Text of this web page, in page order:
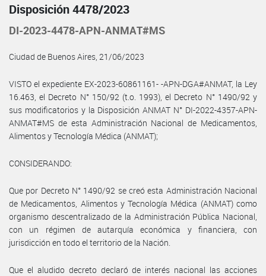
Disposición 4478/2023
DI-2023-4478-APN-ANMAT#MS
Ciudad de Buenos Aires, 21/06/2023
VISTO el expediente EX-2023-60861161- -APN-DGA#ANMAT, la Ley
16.463, el Decreto N° 150/92 (t.o. 1993), el Decreto N° 1490/92 y
sus modificatorios y la Disposición ANMAT N° DI-2022-4357-APN-
ANMAT#MS de esta Administración Nacional de Medicamentos,
Alimentos y Tecnología Médica (ANMAT);
CONSIDERANDO:
Que por Decreto N° 1490/92 se creó esta Administración Nacional
de Medicamentos, Alimentos y Tecnología Médica (ANMAT) como
organismo descentralizado de la Administración Pública Nacional,
con un régimen de autarquía económica y financiera, con
jurisdicción en todo el territorio de la Nación.
Que el aludido decreto declaró de interés nacional las acciones